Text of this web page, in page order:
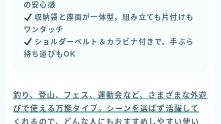
の安心感
収納袋と座面が一体型。組み立ても片付けも
ワンタッチ
ショルダーベルト＆カラビナ付きで、手ぶら
持ち運びもOK
釣り、登山、フェス、運動会など、さまざまな外遊
びで使える万能タイプ。シーンを選ばず活躍して
くれるので、どんな人にもおすすめしやすい使い